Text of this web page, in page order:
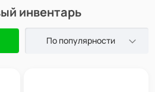
инвентарь
По популярности